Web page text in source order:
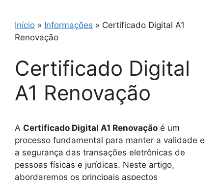
Início » Informações » Certificado Digital A1
Renovação
Certificado Digital
A1 Renovação
A Certificado Digital A1 Renovação é um
processo fundamental para manter a validade e
a segurança das transações eletrônicas de
pessoas físicas e jurídicas. Neste artigo,
abordaremos os principais aspectos